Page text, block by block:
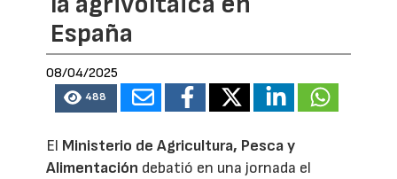
España
08/04/2025
488
El Ministerio de Agricultura, Pesca y
Alimentación debatió en una jornada el